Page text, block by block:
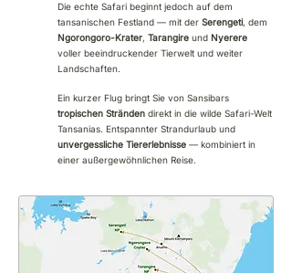
Die echte Safari beginnt jedoch auf dem
tansanischen Festland — mit der Serengeti, dem
Ngorongoro-Krater, Tarangire und Nyerere
voller beeindruckender Tierwelt und weiter
Landschaften.
​Ein kurzer Flug bringt Sie von Sansibars
tropischen Stränden direkt in die wilde Safari-Welt
Tansanias. Entspannter Strandurlaub und
unvergessliche Tiererlebnisse — kombiniert in
einer außergewöhnlichen Reise.